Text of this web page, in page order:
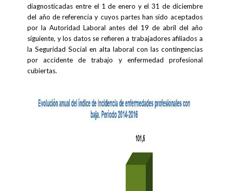
diagnosticadas entre el 1 de enero y el 31 de diciembre
del año de referencia y cuyos partes han sido aceptados
por la Autoridad Laboral antes del 19 de abril del año
siguiente, y los datos se refieren a trabajadores afiliados a
la Seguridad Social en alta laboral con las contingencias
por accidente de trabajo y enfermedad profesional
cubiertas.